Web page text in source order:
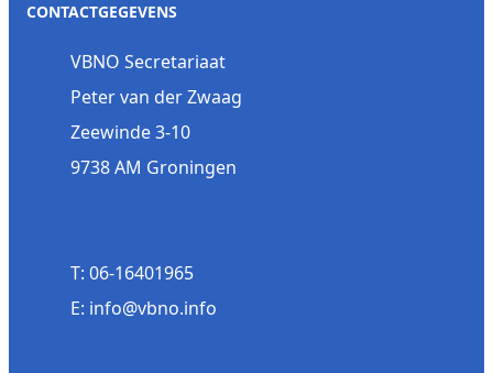
CONTACTGEGEVENS
VBNO Secretariaat
Peter van der Zwaag
Zeewinde 3-10
9738 AM Groningen
T: 06-16401965
E: info@vbno.info